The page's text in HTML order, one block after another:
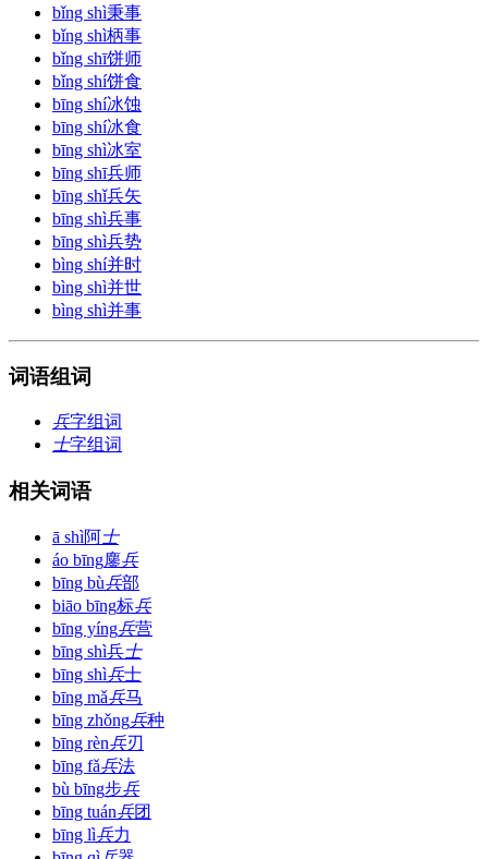
bǐng shì秉事
bǐng shì柄事
bǐng shī饼师
bǐng shí饼食
bīng shí冰蚀
bīng shí冰食
bīng shì冰室
bīng shī兵师
bīng shǐ兵矢
bīng shì兵事
bīng shì兵势
bìng shí并时
bìng shì并世
bìng shì并事
词语组词
兵字组词
士字组词
相关词语
ā shì阿士
áo bīng鏖兵
bīng bù兵部
biāo bīng标兵
bīng yíng兵营
bīng shì兵士
bīng shì兵士
bīng mǎ兵马
bīng zhǒng兵种
bīng rèn兵刃
bīng fǎ兵法
bù bīng步兵
bīng tuán兵团
bīng lì兵力